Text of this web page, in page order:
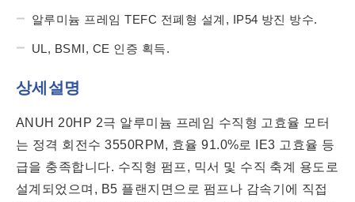
알루미늄 프레임 TEFC 전폐형 설계, IP54 방진 방수.
UL, BSMI, CE 인증 획득.
상세설명
ANUH 20HP 2극 알루미늄 프레임 수직형 고효율 모터
는 정격 회전수 3550RPM, 효율 91.0%로 IE3 고효율 등
급을 충족합니다. 수직형 펌프, 믹서 및 수직 축계 용도로
설계되었으며, B5 플랜지면으로 펌프나 감속기에 직접